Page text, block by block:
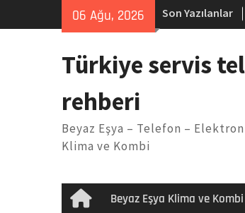
06 Ağu, 2026 Son Yazılanlar
Türkiye servis
rehberi
Beyaz Eşya – Telefon –
Klima ve Kombi
HomeBeyaz Eşya Klima ve